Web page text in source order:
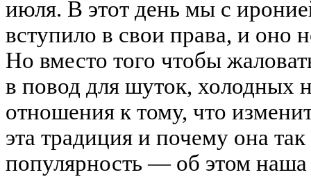
июля. В этот день мы с
вступило в свои права, и оно
Но вместо того чтобы
в повод для шуток, холодных
отношения к тому, что
эта традиция и почему она
популярность — об этом наша